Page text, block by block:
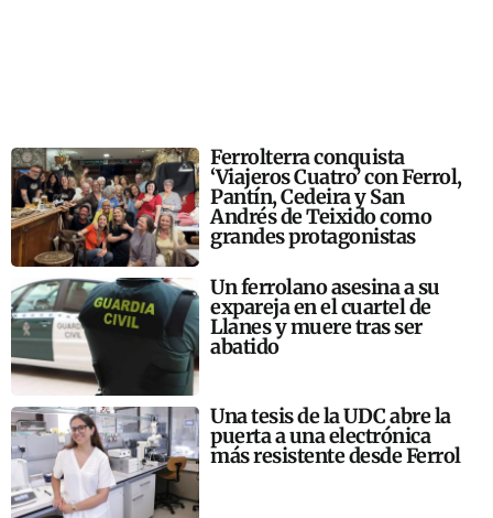
Ferrolterra conquista
‘Viajeros Cuatro’ con Ferrol,
Pantín, Cedeira y San
Andrés de Teixido como
grandes protagonistas
Un ferrolano asesina a su
expareja en el cuartel de
Llanes y muere tras ser
abatido
Una tesis de la UDC abre la
puerta a una electrónica
más resistente desde Ferrol